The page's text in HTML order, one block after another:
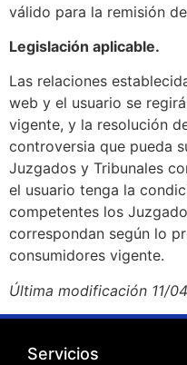
válido para la remisión
Legislación aplicable.
Las relaciones
web y el usuario se
vigente, y la resolución
controversia que pueda
Juzgados y Tribunales
el usuario tenga la
competentes los
correspondan según lo
consumidores vigente.
Última modificación 11/
Servicios